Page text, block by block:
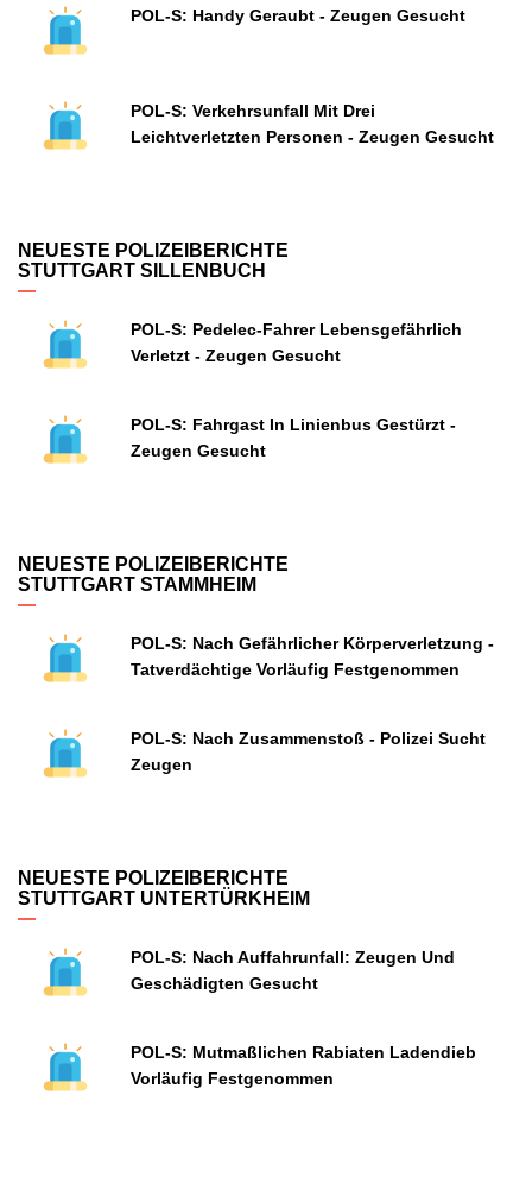
POL-S: Handy Geraubt - Zeugen Gesucht
POL-S: Verkehrsunfall Mit Drei
Leichtverletzten Personen - Zeugen Gesucht
NEUESTE POLIZEIBERICHTE
STUTTGART SILLENBUCH
POL-S: Pedelec-Fahrer Lebensgefährlich
Verletzt - Zeugen Gesucht
POL-S: Fahrgast In Linienbus Gestürzt -
Zeugen Gesucht
NEUESTE POLIZEIBERICHTE
STUTTGART STAMMHEIM
POL-S: Nach Gefährlicher Körperverletzung -
Tatverdächtige Vorläufig Festgenommen
POL-S: Nach Zusammenstoß - Polizei Sucht
Zeugen
NEUESTE POLIZEIBERICHTE
STUTTGART UNTERTÜRKHEIM
POL-S: Nach Auffahrunfall: Zeugen Und
Geschädigten Gesucht
POL-S: Mutmaßlichen Rabiaten Ladendieb
Vorläufig Festgenommen